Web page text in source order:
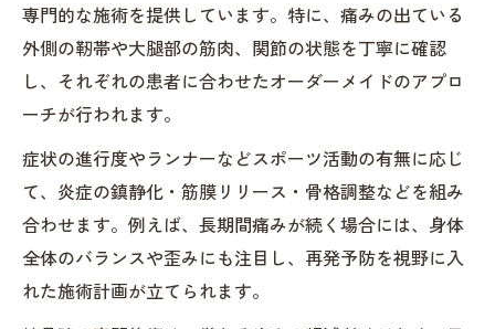
専門的な施術を提供しています。特に、痛みの出ている
外側の靭帯や大腿部の筋肉、関節の状態を丁寧に確認
し、それぞれの患者に合わせたオーダーメイドのアプロ
ーチが行われます。
症状の進行度やランナーなどスポーツ活動の有無に応じ
て、炎症の鎮静化・筋膜リリース・骨格調整などを組み
合わせます。例えば、長期間痛みが続く場合には、身体
全体のバランスや歪みにも注目し、再発予防を視野に入
れた施術計画が立てられます。